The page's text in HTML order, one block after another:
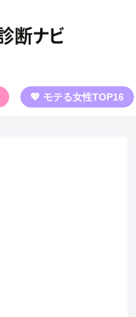
💖 モテる女性TOP16